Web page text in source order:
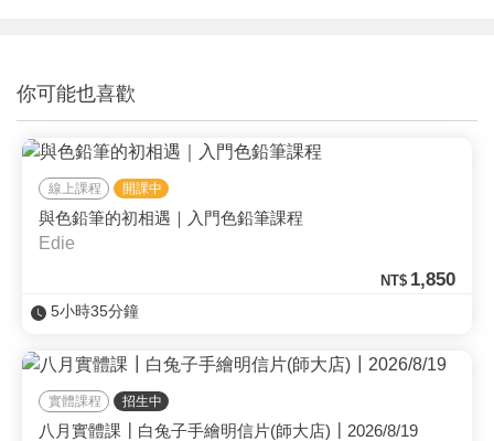
你可能也喜歡
線上課程 開課中
與色鉛筆的初相遇｜入門色鉛筆課程
Edie
NT$ 1,850
5小時35分鐘
實體課程 招生中
八月實體課┃白兔子手繪明信片(師大店)┃2026/8/19